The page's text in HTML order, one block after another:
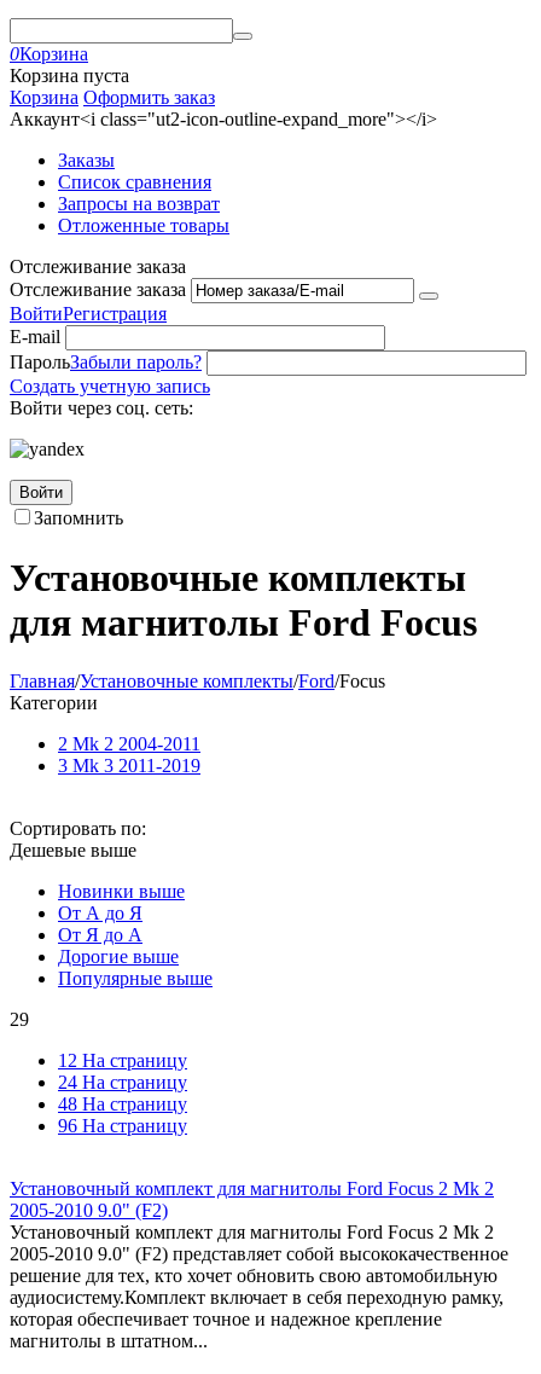
0Корзина
Корзина пуста
Корзина Оформить заказ
Аккаунт<i class="ut2-icon-outline-expand_more"></i>
Заказы
Список сравнения
Запросы на возврат
Отложенные товары
Отслеживание заказа
Отслеживание заказа
ВойтиРегистрация
E-mail
ПарольЗабыли пароль?
Создать учетную запись
Войти через соц. сеть:
Войти
Запомнить
Установочные комплекты
для магнитолы Ford Focus
Главная/Установочные комплекты/Ford/Focus
Категории
2 Mk 2 2004-2011
3 Mk 3 2011-2019
Сортировать по:
Дешевые выше
Новинки выше
От А до Я
От Я до А
Дорогие выше
Популярные выше
29
12 На страницу
24 На страницу
48 На страницу
96 На страницу
Установочный комплект для магнитолы Ford Focus 2 Mk 2
2005-2010 9.0" (F2)
Установочный комплект для магнитолы Ford Focus 2 Mk 2
2005-2010 9.0" (F2) представляет собой высококачественное
решение для тех, кто хочет обновить свою автомобильную
аудиосистему.Комплект включает в себя переходную рамку,
которая обеспечивает точное и надежное крепление
магнитолы в штатном...